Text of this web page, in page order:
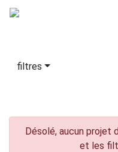
filtres
Désolé, aucun projet
et les